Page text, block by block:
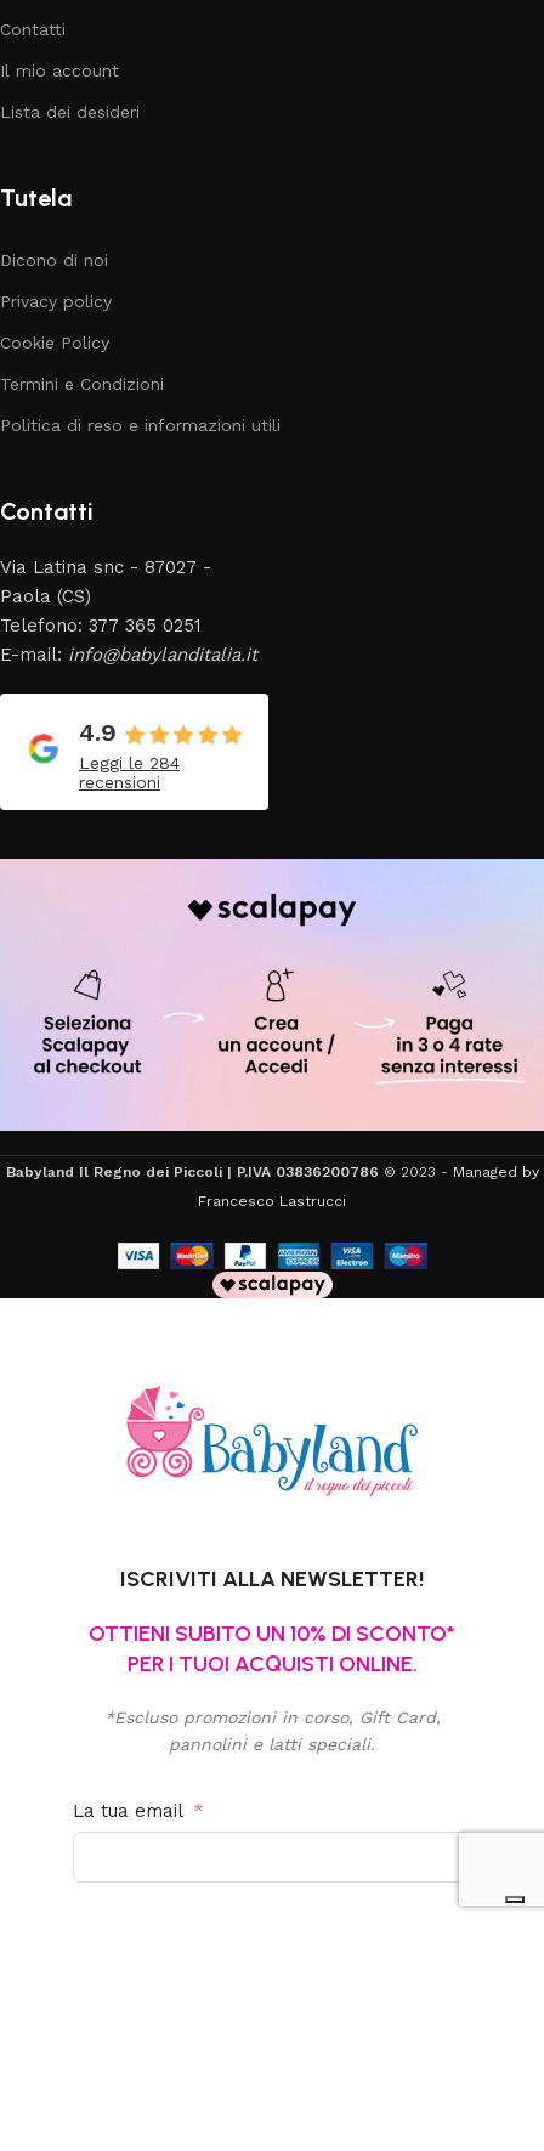
Contatti
Il mio account
Lista dei desideri
Tutela
Dicono di noi
Privacy policy
Cookie Policy
Termini e Condizioni
Politica di reso e informazioni utili
Contatti
Via Latina snc - 87027 -
Paola (CS)
Telefono: 377 365 0251
E-mail: info@babylanditalia.it
4.9
Leggi le 284
recensioni
Babyland Il Regno dei Piccoli | P.IVA 03836200786 © 2023 - Managed by
Francesco Lastrucci
ISCRIVITI ALLA NEWSLETTER!
OTTIENI SUBITO UN 10% DI SCONTO*
PER I TUOI ACQUISTI ONLINE.
*Escluso promozioni in corso, Gift Card,
pannolini e latti speciali.
La tua email